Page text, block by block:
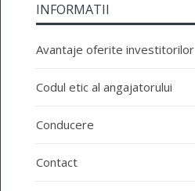
INFORMATII
Avantaje oferite investitorilor
Codul etic al angajatorului
Conducere
Contact